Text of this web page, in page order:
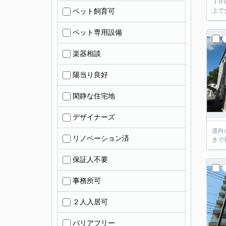
Ｊ
上で
道向
き
ペット飼育可
ペット専用設備
楽器相談
陽当り良好
閑静な住宅地
デザイナーズ
リノベーション済
保証人不要
事務所可
２人入居可
バリアフリー